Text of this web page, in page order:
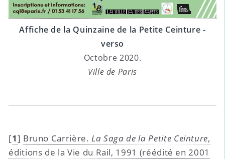
Affiche de la Quinzaine de la Petite Ceinture -
verso
Octobre 2020.
Ville de Paris
[1] Bruno Carrière.La Saga de la Petite Ceinture,
éditions de la Vie du Rail, 1991 (réédité en 2001